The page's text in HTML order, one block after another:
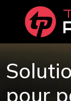
pour